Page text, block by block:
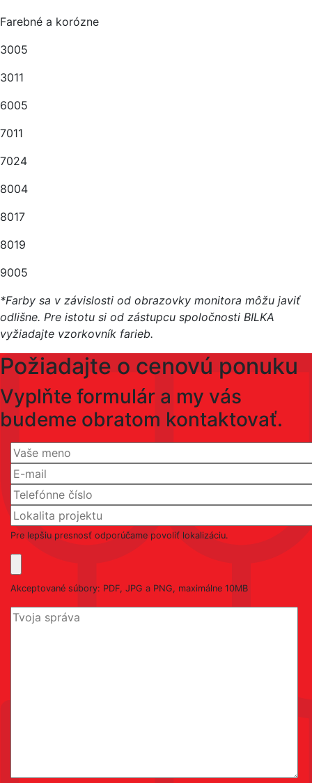
Farebné a korózne
3005
3011
6005
7011
7024
8004
8017
8019
9005
*Farby sa v závislosti od obrazovky monitora môžu javiť
odlišne. Pre istotu si od zástupcu spoločnosti BILKA
vyžiadajte vzorkovník farieb.
Požiadajte o cenovú ponuku
Vyplňte formulár a my vás
budeme obratom kontaktovať.
Pre lepšiu presnosť odporúčame povoliť lokalizáciu.
Akceptované súbory: PDF, JPG a PNG, maximálne 10MB